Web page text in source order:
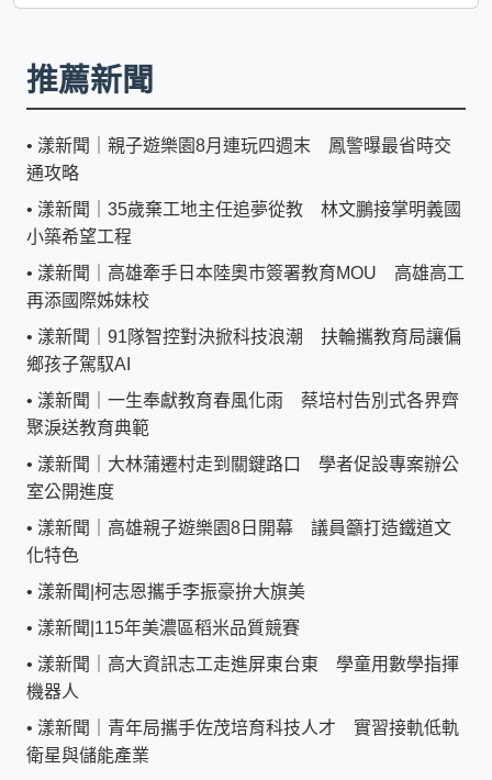
推薦新聞
• 漾新聞｜親子遊樂園8月連玩四週末 鳳警曝最省時交
通攻略
• 漾新聞｜35歲棄工地主任追夢從教 林文鵬接掌明義國
小築希望工程
• 漾新聞｜高雄牽手日本陸奧市簽署教育MOU 高雄高工
再添國際姊妹校
• 漾新聞｜91隊智控對決掀科技浪潮 扶輪攜教育局讓偏
鄉孩子駕馭AI
• 漾新聞｜一生奉獻教育春風化雨 蔡培村告別式各界齊
聚淚送教育典範
• 漾新聞｜大林蒲遷村走到關鍵路口 學者促設專案辦公
室公開進度
• 漾新聞｜高雄親子遊樂園8日開幕 議員籲打造鐵道文
化特色
• 漾新聞|柯志恩攜手李振豪拚大旗美
• 漾新聞|115年美濃區稻米品質競賽
• 漾新聞｜高大資訊志工走進屏東台東 學童用數學指揮
機器人
• 漾新聞｜青年局攜手佐茂培育科技人才 實習接軌低軌
衛星與儲能產業